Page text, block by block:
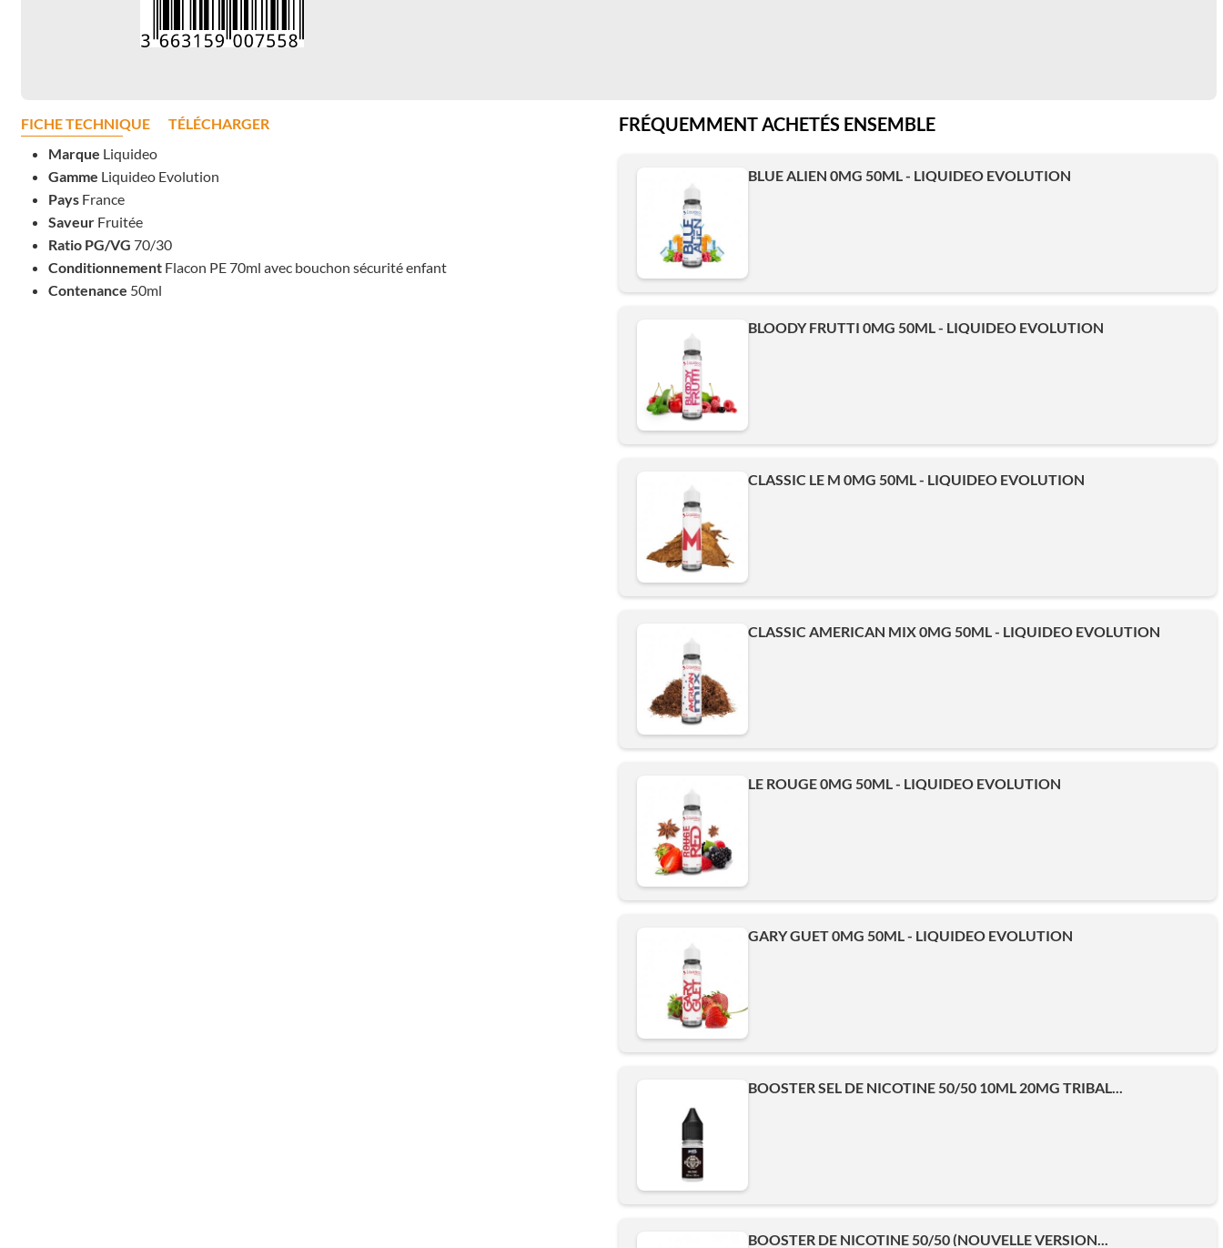
FICHE TECHNIQUE
TÉLÉCHARGER
Marque Liquideo
Gamme Liquideo Evolution
PaysFrance
SaveurFruitée
Ratio PG/VG 70/30
Conditionnement Flacon PE 70ml avec bouchon sécurité enfant
Contenance 50ml
FRÉQUEMMENT ACHETÉS ENSEMBLE
BLUE ALIEN 0MG 50ML - LIQUIDEO EVOLUTION
BLOODY FRUTTI 0MG 50ML - LIQUIDEO EVOLUTION
CLASSIC LE M 0MG 50ML - LIQUIDEO EVOLUTION
CLASSIC AMERICAN MIX 0MG 50ML - LIQUIDEO EVOLUTION
LE ROUGE 0MG 50ML - LIQUIDEO EVOLUTION
GARY GUET 0MG 50ML - LIQUIDEO EVOLUTION
BOOSTER SEL DE NICOTINE 50/50 10ML 20MG TRIBAL...
BOOSTER DE NICOTINE 50/50 (NOUVELLE VERSION...